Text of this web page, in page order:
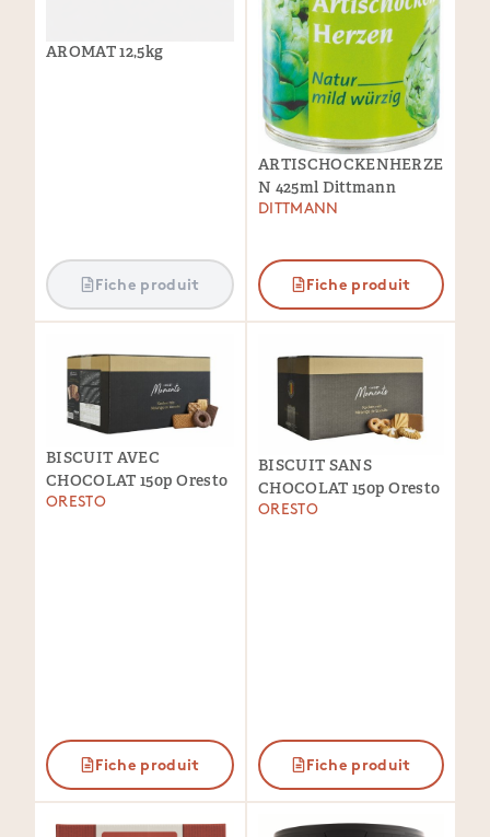
AROMAT 12,5kg
Fiche produit
ARTISCHOCKENHERZE
N 425ml Dittmann
DITTMANN
Fiche produit
BISCUIT AVEC
CHOCOLAT 150p Oresto
ORESTO
Fiche produit
BISCUIT SANS
CHOCOLAT 150p Oresto
ORESTO
Fiche produit